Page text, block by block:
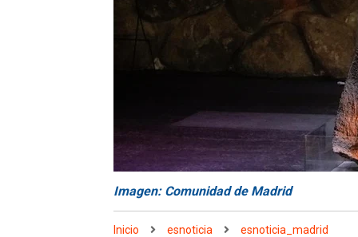
Imagen: Comunidad de Madrid
Inicio esnoticia esnoticia_madrid